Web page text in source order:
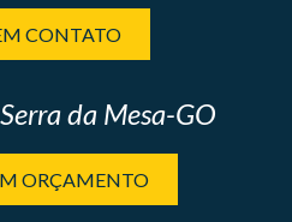
CONTATO
da Mesa-GO
ORÇAMENTO